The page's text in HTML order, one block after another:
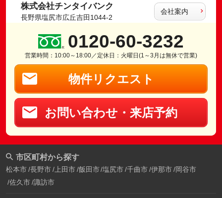
株式会社チンタイバンク
長野県塩尻市広丘吉田1044-2
会社案内
0120-60-3232
営業時間：10:00～18:00／定休日：火曜日(1～3月は無休で営業)
物件リクエスト
お問い合わせ・来店予約
市区町村から探す
松本市 長野市 上田市 飯田市 塩尻市 千曲市 伊那市 岡谷市
佐久市 諏訪市